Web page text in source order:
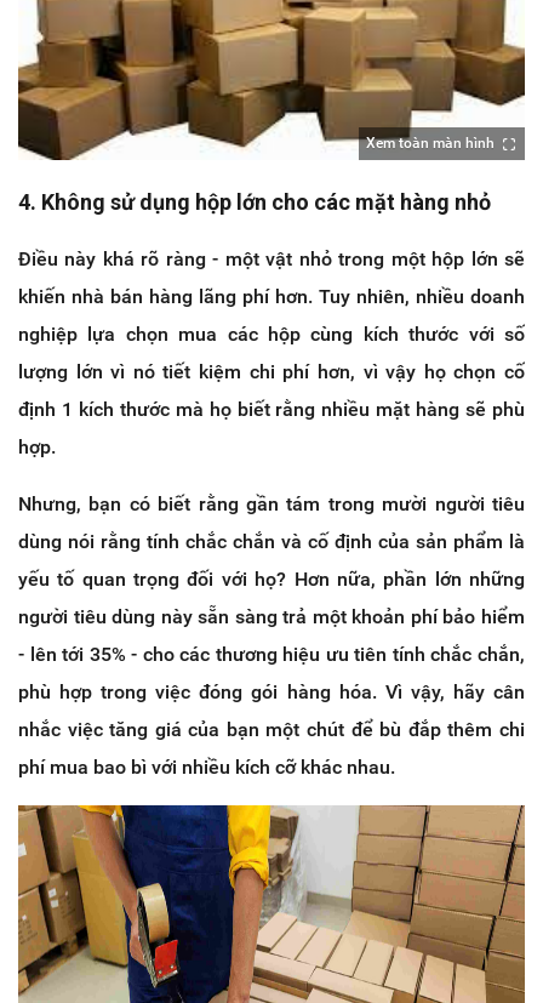
Xem toàn màn hình
4. Không sử dụng hộp lớn cho các mặt hàng nhỏ
Điều này khá rõ ràng - một vật nhỏ trong một hộp lớn sẽ
khiến nhà bán hàng lãng phí hơn. Tuy nhiên, nhiều doanh
nghiệp lựa chọn mua các hộp cùng kích thước với số
lượng lớn vì nó tiết kiệm chi phí hơn, vì vậy họ chọn cố
định 1 kích thước mà họ biết rằng nhiều mặt hàng sẽ phù
hợp.
Nhưng, bạn có biết rằng gần tám trong mười người tiêu
dùng nói rằng tính chắc chắn và cố định của sản phẩm là
yếu tố quan trọng đối với họ? Hơn nữa, phần lớn những
người tiêu dùng này sẵn sàng trả một khoản phí bảo hiểm
- lên tới 35% - cho các thương hiệu ưu tiên tính chắc chắn,
phù hợp trong việc đóng gói hàng hóa. Vì vậy, hãy cân
nhắc việc tăng giá của bạn một chút để bù đắp thêm chi
phí mua bao bì với nhiều kích cỡ khác nhau.